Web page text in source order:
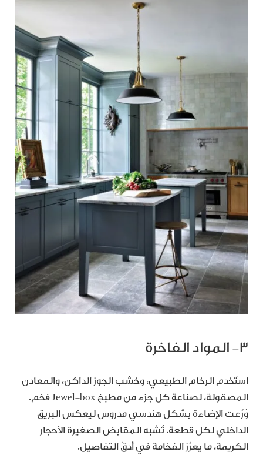
٣- المواد الفاخرة
استُخدم الرخام الطبيعي، وخشب الجوز الداكن، والمعادن
المصقولة، لصناعة كل جزء من مطبخ Jewel‑box فخم.
وُزّعت الإضاءة بشكل هندسي مدروس ليعكس البريق
الداخلي لكل قطعة. تُشبه المقابض الصغيرة الأحجار
الكريمة، ما يعزّز الفخامة في أدقّ التفاصيل.